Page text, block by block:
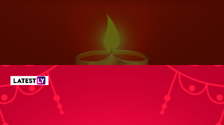
गोवत्स द्वादशी की शुभकामनाएं